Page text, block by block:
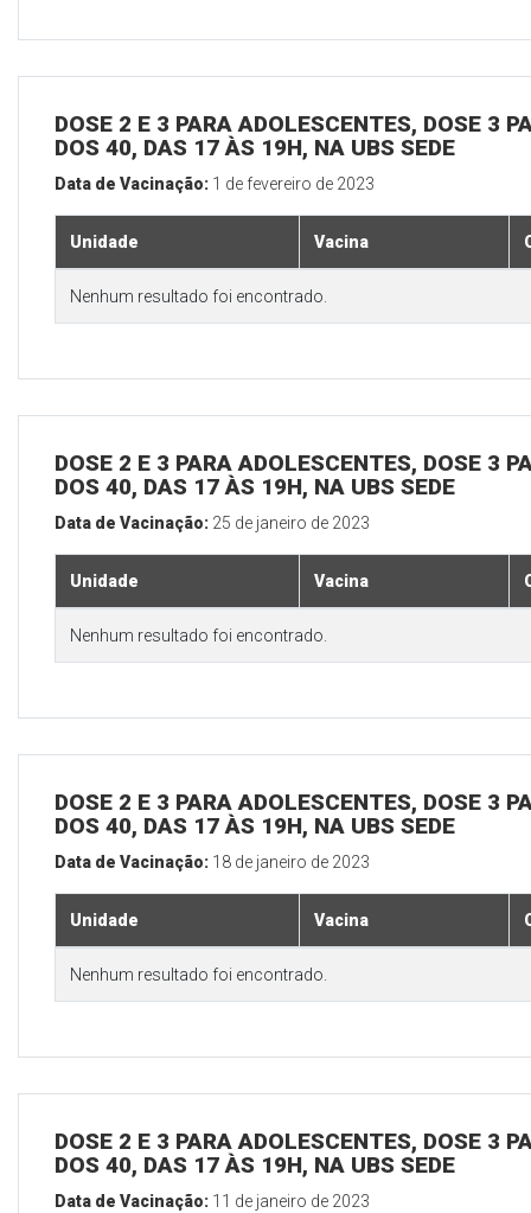
DOSE 2 E 3 PARA ADOLESCENTES, DOSE 3
DOS 40, DAS 17 ÀS 19H, NA UBS SEDE
Data de Vacinação: 1 de fevereiro de 2023
Unidade Vacina
Nenhum resultado foi encontrado.
DOSE 2 E 3 PARA ADOLESCENTES, DOSE 3
DOS 40, DAS 17 ÀS 19H, NA UBS SEDE
Data de Vacinação: 25 de janeiro de 2023
Unidade Vacina
Nenhum resultado foi encontrado.
DOSE 2 E 3 PARA ADOLESCENTES, DOSE 3
DOS 40, DAS 17 ÀS 19H, NA UBS SEDE
Data de Vacinação: 18 de janeiro de 2023
Unidade Vacina
Nenhum resultado foi encontrado.
DOSE 2 E 3 PARA ADOLESCENTES, DOSE 3
DOS 40, DAS 17 ÀS 19H, NA UBS SEDE
Data de Vacinação: 11 de janeiro de 2023